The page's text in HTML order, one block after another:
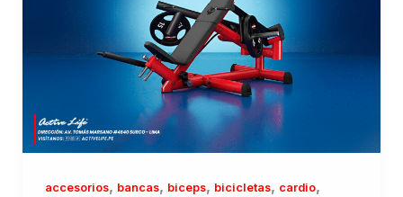
accesorios, bancas, biceps, bicicletas, cardio,